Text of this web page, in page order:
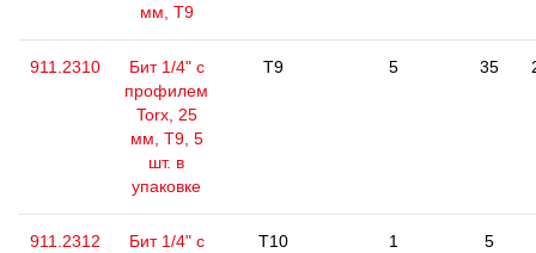
мм, Т9
911.2310
Бит 1/4" с
профилем
Torx, 25
мм, Т9, 5
шт. в
упаковке
T9 5 35
911.2312
Бит 1/4" с
T10 1 5